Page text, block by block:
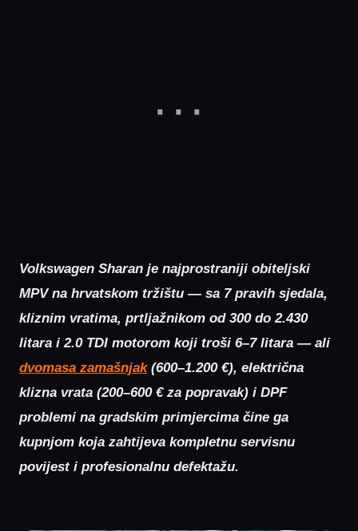
Volkswagen Sharan je najprostraniji obiteljski
MPV na hrvatskom tržištu — sa 7 pravih sjedala,
kliznim vratima, prtljažnikom od 300 do 2.430
litara i 2.0 TDI motorom koji troši 6–7 litara — ali
dvomasa zamašnjak(600–1.200 €), električna
klizna vrata (200–600 € za popravak) i DPF
problemi na gradskim primjercima čine ga
kupnjom koja zahtijeva kompletnu servisnu
povijest i profesionalnu defektažu.